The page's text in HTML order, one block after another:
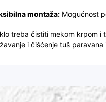
montaža: Mogućnost
treba čistiti mekom krpom
i čišćenje tuš